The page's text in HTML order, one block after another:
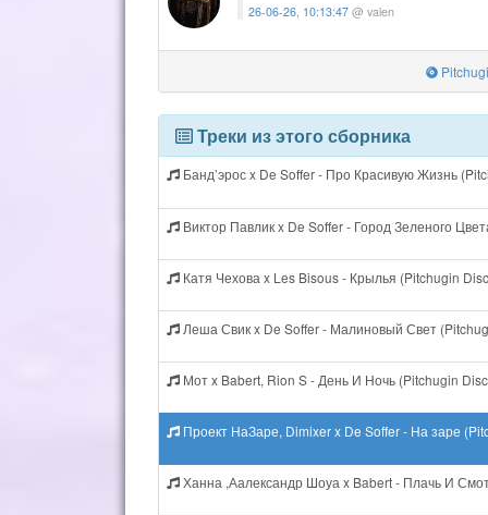
26-06-26, 10:13:47 @ valen
Треки из этого сборника
Банд’эрос x De Soffer - Про Красивую Жизнь
Виктор Павлик x De Soffer - Город Зеленого
Катя Чехова x Les Bisous - Крылья (Pitchugin
Леша Свик x De Soffer - Малиновый Свет
Мот x Babert, Rion S - День И Ночь (Pitchugin
Проект НаЗаре, Dimixer x De Soffer - На заре
Ханна ,Аалександр Шоуа x Babert - Плачь И